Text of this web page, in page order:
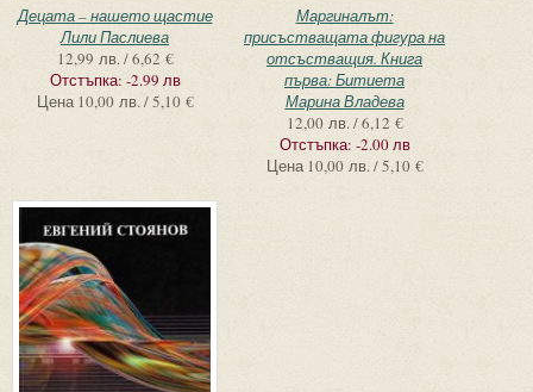
Децата – нашето щастие
Лили Паслиева
12,99 лв. / 6,62 €
Отстъпка: -2.99 лв
Цена 10,00 лв. / 5,10 €
Маргиналът:
присъстващата фигура на
отсъстващия. Книга
първа: Битиета
Марина Владева
12,00 лв. / 6,12 €
Отстъпка: -2.00 лв
Цена 10,00 лв. / 5,10 €